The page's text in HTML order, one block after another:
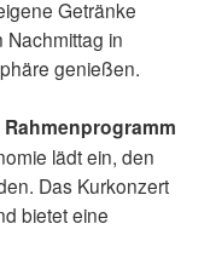
Getränke
Nachmittag in
genießen.
lädt ein, den
Das Kurkonzert
bietet eine